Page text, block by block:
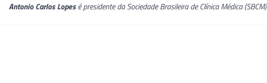
Antonio Carlos Lopesé presidente da Sociedade Brasileira de Clínica Médica (SBCM)